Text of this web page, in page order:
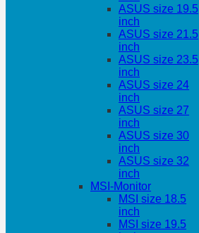
ASUS size 19.5
inch
ASUS size 21.5
inch
ASUS size 23.5
inch
ASUS size 24
inch
ASUS size 27
inch
ASUS size 30
inch
ASUS size 32
inch
MSI-Monitor
MSI size 18.5
inch
MSI size 19.5